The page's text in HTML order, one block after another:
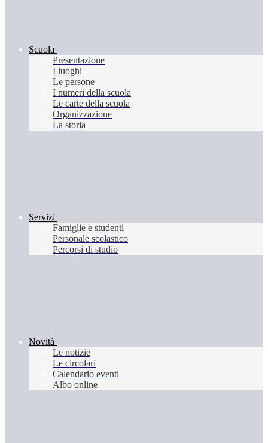
Scuola
Presentazione
I luoghi
Le persone
I numeri della scuola
Le carte della scuola
Organizzazione
La storia
Servizi
Famiglie e studenti
Personale scolastico
Percorsi di studio
Novità
Le notizie
Le circolari
Calendario eventi
Albo online